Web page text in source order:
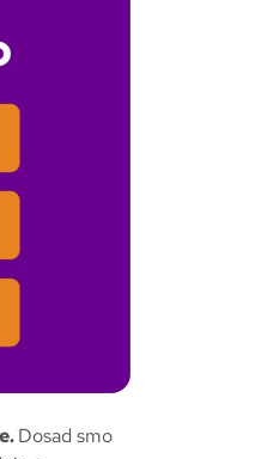
Dosad smo